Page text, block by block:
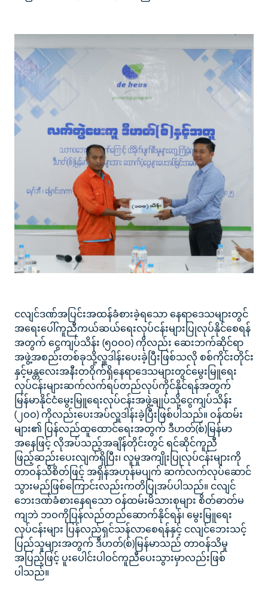
ငလျင်ဒဏ်အပြင်းအထန်ခံစားခဲ့ရသော နေရာဒေသများတွင်
အရေးပေါ်ကူညီကယ်ဆယ်ရေးလုပ်ငန်းများပြုလုပ်နိုင်စေရန်
အတွက် ငွေကျပ်သိန်း (၅ဝဝဝ) ကိုလည်း ဆေးဘက်ဆိုင်ရာ
အဖွဲ့အစည်းတစ်ခုသို့လှူဒါန်းပေးခဲ့ပြီးဖြစ်သလို စစ်ကိုင်းတိုင်း
နှင့်မန္တလေးအနီးတဝိုက်ရှိနေရာဒေသများတွင်မွေးမြူရေး
လုပ်ငန်းများဆက်လက်ရပ်တည်လုပ်ကိုင်နိုင်ရန်အတွက်
မြန်မာနိုင်ငံမွေးမြူရေးလုပ်ငန်းအဖွဲ့ချုပ်သို့ငွေကျပ်သိန်း
(၂ဝဝ) ကိုလည်းပေးအပ်လှူဒါန်းခဲ့ပြီးဖြစ်ပါသည်။ ဝန်ထမ်း
များ၏ ပြန်လည်ထူထောင်ရေးအတွက် ဒီဟတ်(စ်)မြန်မာ
အနေဖြင့် လိုအပ်သည့်အချိန်တိုင်းတွင် ရင်ဆိုင်ကူညီ
ဖြည့်ဆည်းပေးလျက်ရှိပြီး၊ လူမှုအကျိုးပြုလုပ်ငန်းများကို
တာဝန်သိစိတ်ဖြင့် အရှိန်အဟုန်မပျက် ဆက်လက်လုပ်ဆောင်
သွားမည်ဖြစ်ကြောင်းလည်းကတိပြုအပ်ပါသည်။ ငလျင်
ဘေးဒဏ်ခံစားနေရသော ဝန်ထမ်းမိသားစုများ စိတ်ဓာတ်မ
ကျဘဲ ဘဝကိုပြန်လည်တည်ဆောက်နိုင်ရန်၊ မွေးမြူရေး
လုပ်ငန်းများ ပြန်လည်ရှင်သန်လာစေရန်နှင့် ငလျင်ဘေးသင့်
ပြည်သူများအတွက် ဒီဟတ်(စ်)မြန်မာသည် တာဝန်သိမှု
အပြည့်ဖြင့် ပူးပေါင်းပါဝင်ကူညီပေးသွားမှာလည်းဖြစ်
ပါသည်။